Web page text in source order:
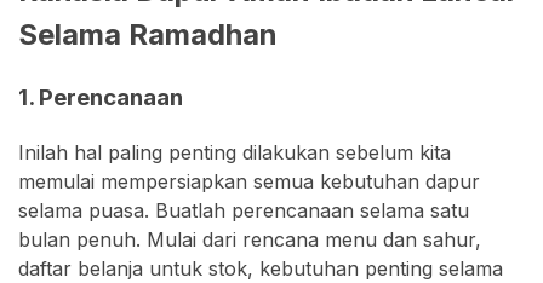
Selama Ramadhan
1. Perencanaan
Inilah hal paling penting dilakukan sebelum kita
memulai mempersiapkan semua kebutuhan dapur
selama puasa. Buatlah perencanaan selama satu
bulan penuh. Mulai dari rencana menu dan sahur,
daftar belanja untuk stok, kebutuhan penting selama